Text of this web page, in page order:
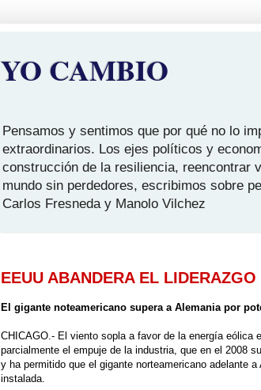
YO CAMBIO
Pensamos y sentimos que por qué no lo
extraordinarios. Los ejes políticos y
construcción de la resiliencia, reencontrar
mundo sin perdedores, escribimos sobre
Carlos Fresneda y Manolo Vilchez
EEUU ABANDERA EL
El gigante noteamericano supera a Alemania por
CHICAGO.- El viento sopla a favor de la energía eólica
parcialmente el empuje de la industria, que en el 2008
y ha permitido que el gigante norteamericano adelante
instalada.